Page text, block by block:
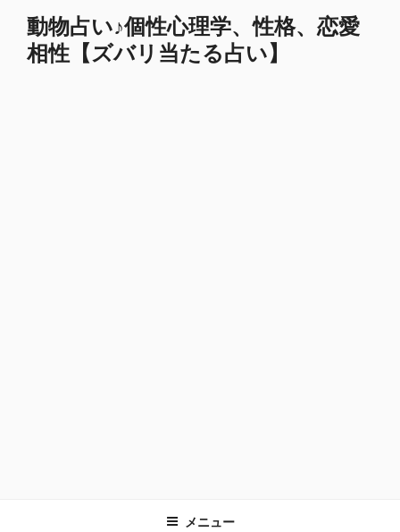
動物占い♪個性心理学、性格、恋愛
相性【ズバリ当たる占い】
メニュー